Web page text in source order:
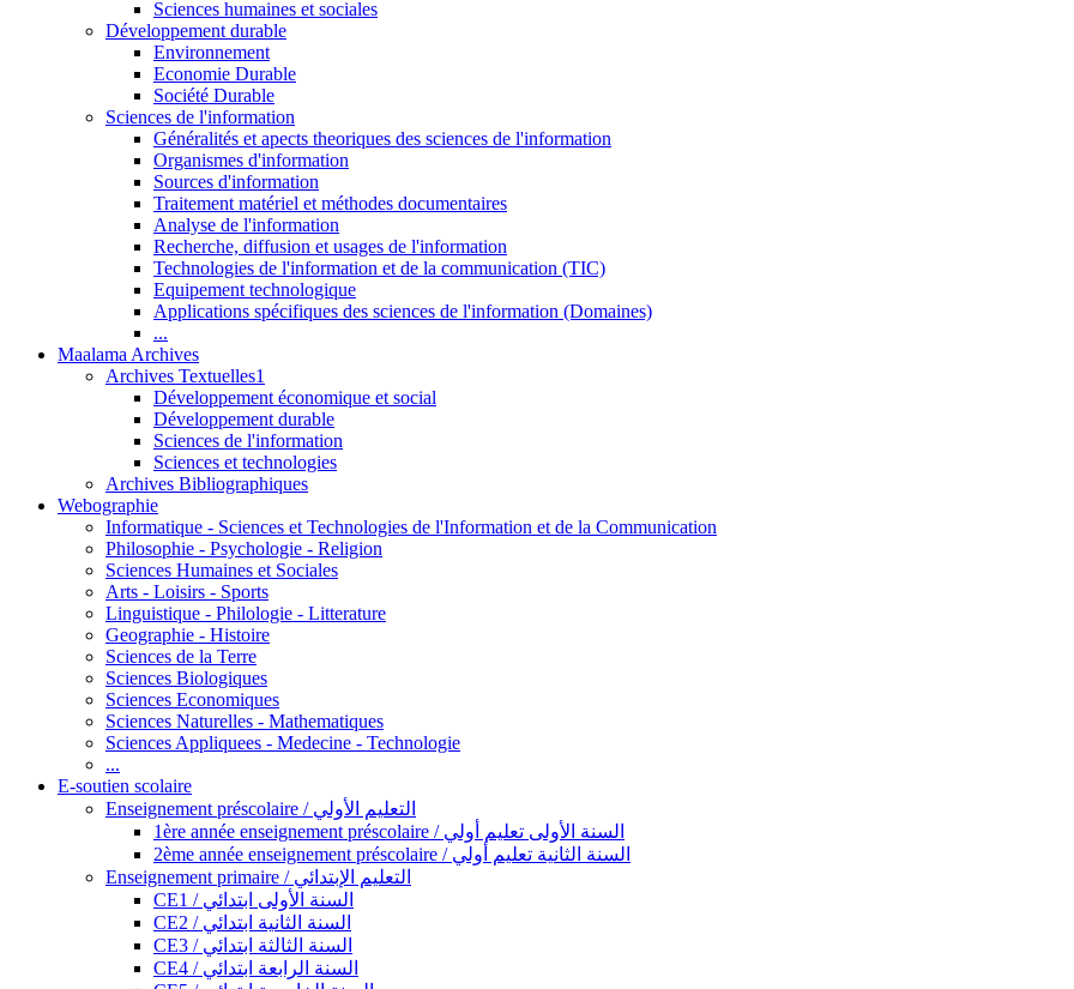
Sciences humaines et sociales
Développement durable
Environnement
Economie Durable
Société Durable
Sciences de l'information
Généralités et apects theoriques des sciences de l'information
Organismes d'information
Sources d'information
Traitement matériel et méthodes documentaires
Analyse de l'information
Recherche, diffusion et usages de l'information
Technologies de l'information et de la communication (TIC)
Equipement technologique
Applications spécifiques des sciences de l'information (Domaines)
...
Maalama Archives
Archives Textuelles1
Développement économique et social
Développement durable
Sciences de l'information
Sciences et technologies
Archives Bibliographiques
Webographie
Informatique - Sciences et Technologies de l'Information et de la Communication
Philosophie - Psychologie - Religion
Sciences Humaines et Sociales
Arts - Loisirs - Sports
Linguistique - Philologie - Litterature
Geographie - Histoire
Sciences de la Terre
Sciences Biologiques
Sciences Economiques
Sciences Naturelles - Mathematiques
Sciences Appliquees - Medecine - Technologie
...
E-soutien scolaire
Enseignement préscolaire / التعليم الأولي
1ère année enseignement préscolaire / السنة الأولى تعليم أولي
2ème année enseignement préscolaire / السنة الثانية تعليم أولي
Enseignement primaire / التعليم الإبتدائي
CE1 / السنة الأولى ابتدائي
CE2 / السنة الثانية ابتدائي
CE3 / السنة الثالثة ابتدائي
CE4 / السنة الرابعة ابتدائي